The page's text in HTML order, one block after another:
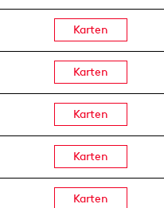
Karten
Karten
Karten
Karten
Karten